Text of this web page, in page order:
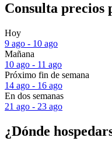
Consulta precios
Hoy
9 ago - 10 ago
Mañana
10 ago - 11 ago
Próximo fin de semana
14 ago - 16 ago
En dos semanas
21 ago - 23 ago
¿Dónde